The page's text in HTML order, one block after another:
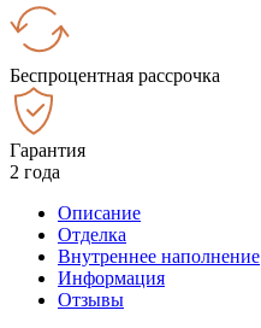
Беспроцентная рассрочка
Гарантия
2 года
Описание
Отделка
Внутреннее наполнение
Информация
Отзывы